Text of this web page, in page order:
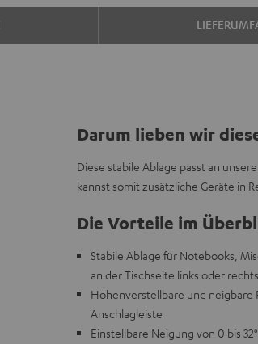
Darum lieben wir
Diese stabile Ablage passt an
kannst somit zusätzliche Geräte in
Die Vorteile im
Stabile Ablage für Notebooks,
an der Tischseite links oder rechts
Höhenverstellbare und neigbare
Anschlagleiste
Einstellbare Neigung von 0 bis